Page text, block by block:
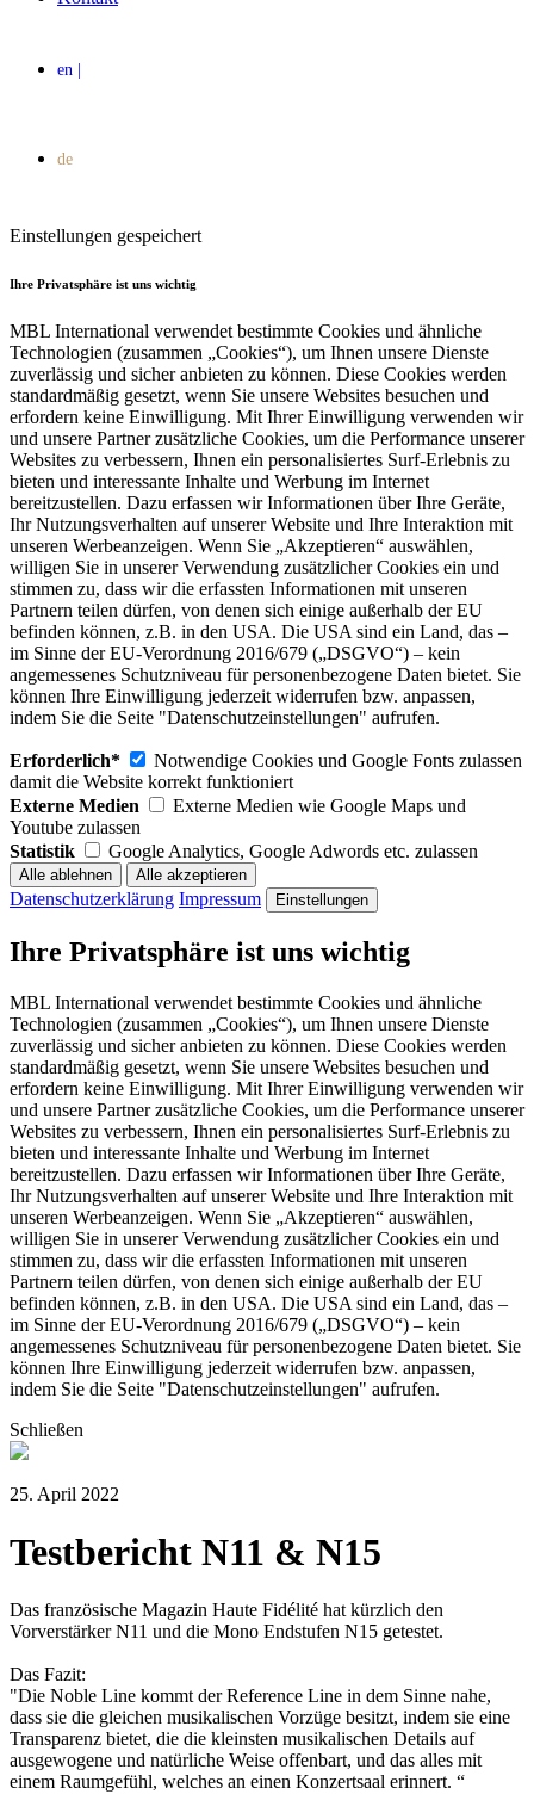
Einstellungen gespeichert
Ihre Privatsphäre ist uns wichtig
MBL International verwendet bestimmte Cookies und ähnliche
Technologien (zusammen „Cookies“), um Ihnen unsere Dienste
zuverlässig und sicher anbieten zu können. Diese Cookies werden
standardmäßig gesetzt, wenn Sie unsere Websites besuchen und
erfordern keine Einwilligung. Mit Ihrer Einwilligung verwenden wir
und unsere Partner zusätzliche Cookies, um die Performance unserer
Websites zu verbessern, Ihnen ein personalisiertes Surf-Erlebnis zu
bieten und interessante Inhalte und Werbung im Internet
bereitzustellen. Dazu erfassen wir Informationen über Ihre Geräte,
Ihr Nutzungsverhalten auf unserer Website und Ihre Interaktion mit
unseren Werbeanzeigen. Wenn Sie „Akzeptieren“ auswählen,
willigen Sie in unserer Verwendung zusätzlicher Cookies ein und
stimmen zu, dass wir die erfassten Informationen mit unseren
Partnern teilen dürfen, von denen sich einige außerhalb der EU
befinden können, z.B. in den USA. Die USA sind ein Land, das –
im Sinne der EU-Verordnung 2016/679 („DSGVO“) – kein
angemessenes Schutzniveau für personenbezogene Daten bietet. Sie
können Ihre Einwilligung jederzeit widerrufen bzw. anpassen,
indem Sie die Seite "Datenschutzeinstellungen" aufrufen.
Erforderlich*
Notwendige Cookies und Google Fonts zulassen
damit die Website korrekt funktioniert
Externe Medien
Externe Medien wie Google Maps und
Youtube zulassen
Statistik
Google Analytics, Google Adwords etc. zulassen
Datenschutzerklärung Impressum Einstellungen
Ihre Privatsphäre ist uns wichtig
MBL International verwendet bestimmte Cookies und ähnliche
Technologien (zusammen „Cookies“), um Ihnen unsere Dienste
zuverlässig und sicher anbieten zu können. Diese Cookies werden
standardmäßig gesetzt, wenn Sie unsere Websites besuchen und
erfordern keine Einwilligung. Mit Ihrer Einwilligung verwenden wir
und unsere Partner zusätzliche Cookies, um die Performance unserer
Websites zu verbessern, Ihnen ein personalisiertes Surf-Erlebnis zu
bieten und interessante Inhalte und Werbung im Internet
bereitzustellen. Dazu erfassen wir Informationen über Ihre Geräte,
Ihr Nutzungsverhalten auf unserer Website und Ihre Interaktion mit
unseren Werbeanzeigen. Wenn Sie „Akzeptieren“ auswählen,
willigen Sie in unserer Verwendung zusätzlicher Cookies ein und
stimmen zu, dass wir die erfassten Informationen mit unseren
Partnern teilen dürfen, von denen sich einige außerhalb der EU
befinden können, z.B. in den USA. Die USA sind ein Land, das –
im Sinne der EU-Verordnung 2016/679 („DSGVO“) – kein
angemessenes Schutzniveau für personenbezogene Daten bietet. Sie
können Ihre Einwilligung jederzeit widerrufen bzw. anpassen,
indem Sie die Seite "Datenschutzeinstellungen" aufrufen.
Schließen
25. April 2022
Testbericht N11 & N15
Das französische Magazin Haute Fidélité hat kürzlich den
Vorverstärker N11 und die Mono Endstufen N15 getestet.
Das Fazit:
"Die Noble Line kommt der Reference Line in dem Sinne nahe,
dass sie die gleichen musikalischen Vorzüge besitzt, indem sie eine
Transparenz bietet, die die kleinsten musikalischen Details auf
ausgewogene und natürliche Weise offenbart, und das alles mit
einem Raumgefühl, welches an einen Konzertsaal erinnert. “